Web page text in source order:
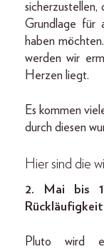
sicherzustellen,
Grundlage für
haben
werden wir
Herzen liegt.
Es kommen
durch diesen
Hier sind die
2. Mai bis
Pluto wird